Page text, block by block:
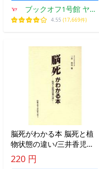
ブックオフ1号館 ヤフ
ーショッピング店
4.55 (17,669件)
脳死がわかる本 脳死と植
物状態の違い/三井香児
【著】
220 円